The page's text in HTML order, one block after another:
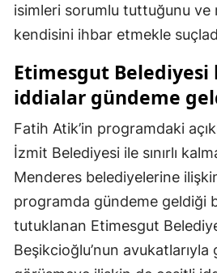
isimleri sorumlu tuttuğunu ve
kendisini ihbar etmekle
Etimesgut Belediyesi
iddialar gündeme
Fatih Atik’in programdaki
İzmit Belediyesi ile sınırlı
Menderes belediyelerine
programda gündeme geldiği
tutuklanan Etimesgut
Beşikcioğlu’nun